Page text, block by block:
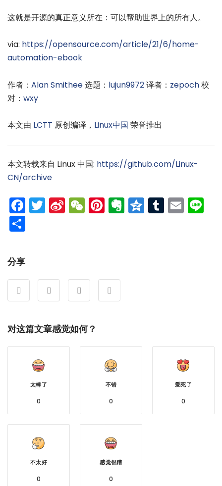
这就是开源的真正意义所在：可以帮助世界上的所有人。
via: https://opensource.com/article/21/6/home-
automation-ebook
作者： Alan Smithee选题： lujun9972译者： zepoch校
对： wxy
本文由 LCTT 原创编译， Linux中国 荣誉推出
本文转载来自 Linux 中国: https://github.com/Linux-
CN/archive
Facebook
Twitter
Sina
Weibo
WeChat
Pinterest
Evernote
Qzone
Tumblr
分享
对这篇文章感觉如何？
太棒了
0
不错
0
爱死了
0
不太好
0
感觉很糟
0